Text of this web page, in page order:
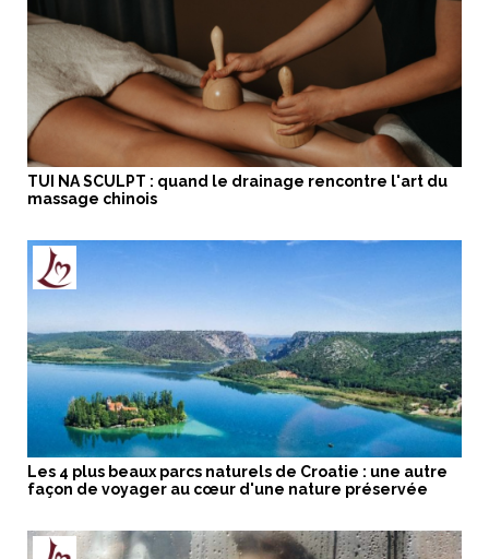
TUI NA SCULPT : quand le drainage rencontre l'art du
massage chinois
Les 4 plus beaux parcs naturels de Croatie : une autre
façon de voyager au cœur d'une nature préservée